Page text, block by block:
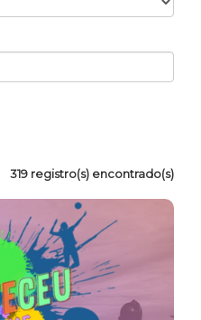
319 registro(s) encontrado(s)